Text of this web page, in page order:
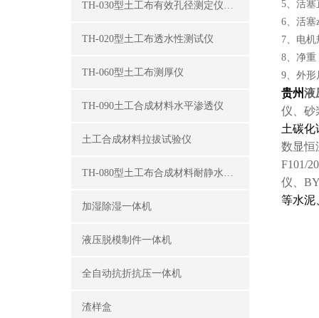
TH-030型土工布有效孔径测定仪（湿筛法）
TH-020型土工布透水性测试仪
TH-060型土工布测厚仪
TH-090土工合成材料水平渗透仪
土工合成材料拉拔试验仪
TH-080型土工布合成材料耐静水压测定仪
加湿除湿一体机
液压脱模制件一体机
全自动抗折抗压一体机
渣样盒
5、活塞
6、活塞
7、电机
8、净重
9、外形
贵州液
仪、砂
土碳化
数显恒
F101/
仪、
等水泥